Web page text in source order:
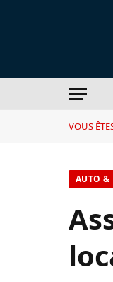
VOUS
AUTO &